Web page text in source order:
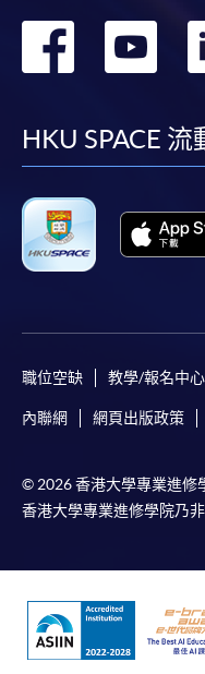
轉
HKU SPACE
職位空缺 教學/報名中
內聯網 網頁出版政策
© 2026 香港大學專業進修
香港大學專業進修學院乃